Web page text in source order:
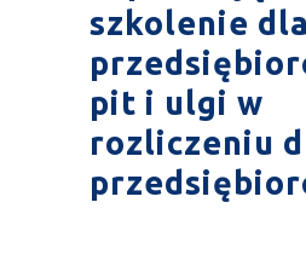
szkolenie dla
pit i ulgi w
rozliczeniu